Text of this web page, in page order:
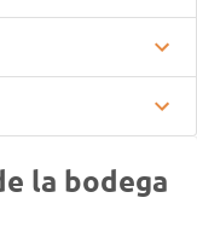
la bodega